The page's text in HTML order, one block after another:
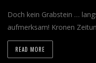
Doch kein Grabstein …
aufmerksam! Kronen
READ MORE